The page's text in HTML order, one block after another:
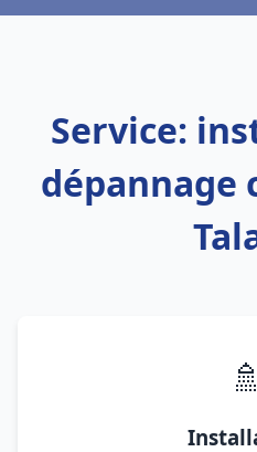
Service:
dépannage
🚿